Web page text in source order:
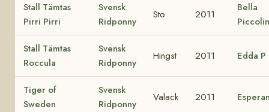
Stall Tämtas
Pirri Pirri
Svensk
Ridponny
Sto 2011
Bella
Stall Tämtas
Roccula
Svensk
Ridponny
Hingst 2011 Edda P
Tiger of
Sweden
Svensk
Ridponny
Valack 2011